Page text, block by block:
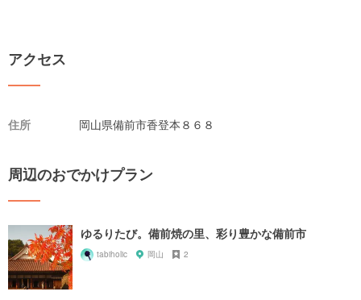
アクセス
住所 岡山県備前市香登本８６８
周辺のおでかけプラン
ゆるりたび。備前焼の里、彩り豊かな備前市
tabiholic 岡山 2